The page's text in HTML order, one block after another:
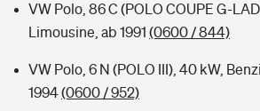
VW Polo, 86 C (POLO COUPE G-
Limousine, ab 1991 (0600 / 844)
VW Polo, 6 N (POLO III), 40 kW,
1994(0600 / 952)